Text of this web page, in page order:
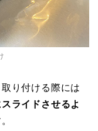
り付ける際には
スライドさせるよ